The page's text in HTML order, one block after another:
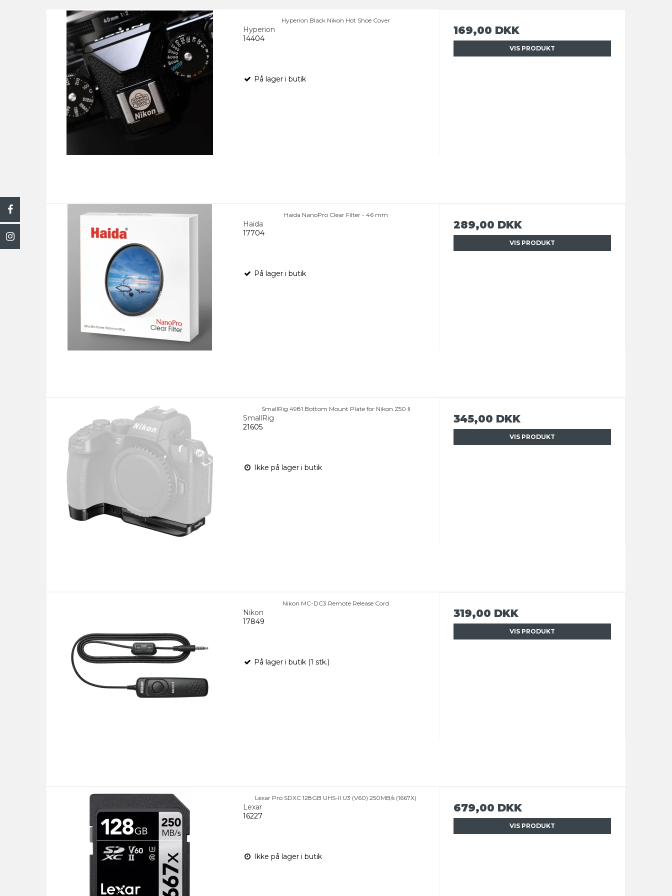
Hyperion Black Nikon Hot Shoe Cover
Hyperion
14404
På lager i butik
169,00 DKK
VIS PRODUKT
Haida NanoPro Clear Filter - 46 mm
Haida
17704
På lager i butik
289,00 DKK
VIS PRODUKT
SmallRig 4981 Bottom Mount Plate for Nikon Z50 II
SmallRig
21605
Ikke på lager i butik
345,00 DKK
VIS PRODUKT
Nikon MC-DC3 Remote Release Cord
Nikon
17849
På lager i butik (1 stk.)
319,00 DKK
VIS PRODUKT
Lexar Pro SDXC 128GB UHS-II U3 (V60) 250MB/s (1667X)
Lexar
16227
Ikke på lager i butik
679,00 DKK
VIS PRODUKT